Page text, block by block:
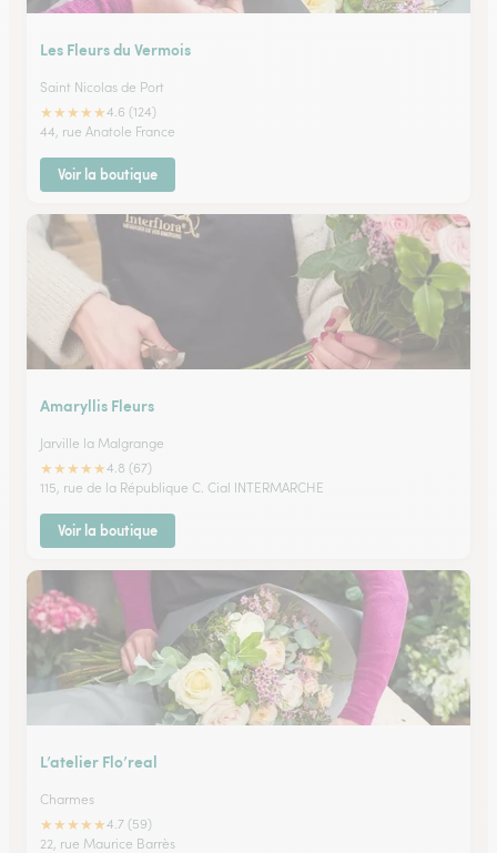
Les Fleurs du Vermois
Saint Nicolas de Port
★★★★★4.6 (124)
44, rue Anatole France
Voir la boutique
Amaryllis Fleurs
Jarville la Malgrange
★★★★★4.8 (67)
115, rue de la République C. Cial INTERMARCHE
Voir la boutique
L’atelier Flo’real
Charmes
★★★★★4.7 (59)
22, rue Maurice Barrès